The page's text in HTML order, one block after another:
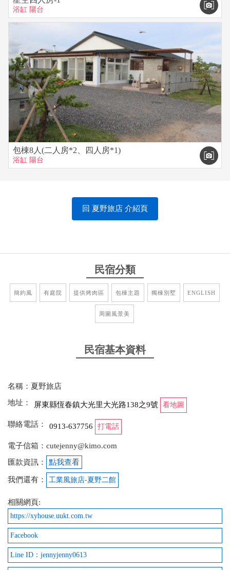
浴缸 陽台
包棟8人(二人房*2、四人房*1)
浴缸 陽台
回 夏野旅店 介紹頁
民宿分類
簡約風 有庭院 提供烤肉區 包棟主題 獨棟別墅 ENGLISH
周圍風景美
民宿基本資料
名稱：夏野旅店
地址：
屏東縣恆春鎮大光里大光路138之9號 看地圖
聯絡電話： 0913-637756 打電話
電子信箱：cutejenny@kimo.com
匯款資訊：
點我查看
我們還有： 工業風旅店-夏野二館
相關網頁:
https://xyhouse.uukt.com.tw
Facebook
Line ID：jennyjenny0613